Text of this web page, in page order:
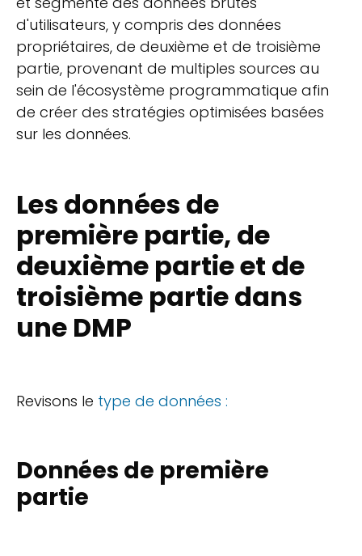
d'utilisateurs, y compris des données
propriétaires, de deuxième et de troisième
partie, provenant de multiples sources au
sein de l'écosystème programmatique afin
de créer des stratégies optimisées basées
sur les données.
Les données de
première partie, de
deuxième partie et de
troisième partie dans
une DMP
Revisons le type de données :
Données de première
partie